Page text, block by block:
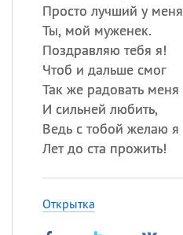
Просто лучший у меня
Ты, мой муженек.
Поздравляю тебя я!
Чтоб и дальше смог
Так же радовать меня
И сильней любить,
Ведь с тобой желаю я
Лет до ста прожить!
Открытка